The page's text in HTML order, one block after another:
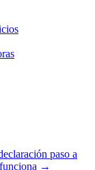
paso a
→